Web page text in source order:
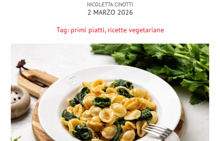
NICOLETTA CINOTTI
2 MARZO 2026
Tag: primi piatti, ricette vegetariane